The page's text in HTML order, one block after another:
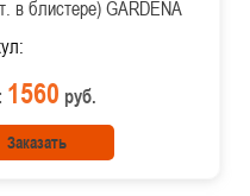
в блистере) GARDENA
1560 руб.
Заказать